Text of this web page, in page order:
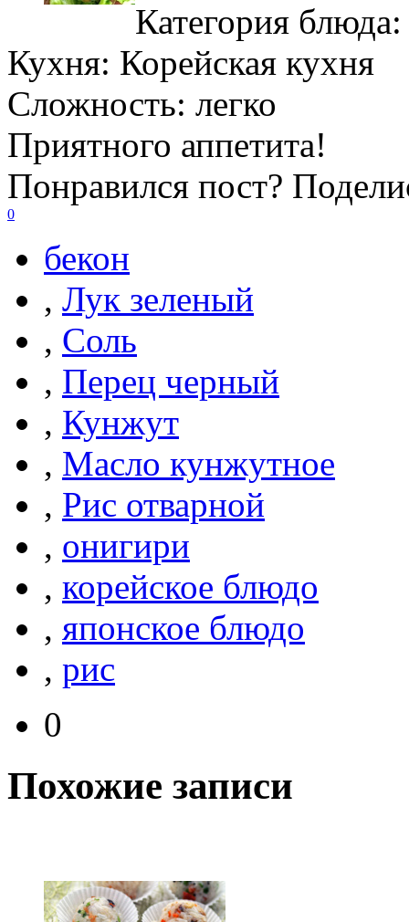
Категория
Кухня: Корейская кухня
Сложность: легко
Приятного аппетита!
Понравился пост?
0
бекон
, Лук зеленый
, Соль
, Перец черный
, Кунжут
, Масло кунжутное
, Рис отварной
, онигири
, корейское блюдо
, японское блюдо
, рис
0
Похожие записи